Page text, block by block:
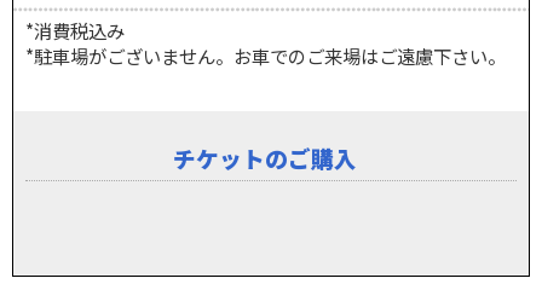
*消費税込み
*駐車場がございません。お車でのご来場はご遠慮下さい。
チケットのご購入